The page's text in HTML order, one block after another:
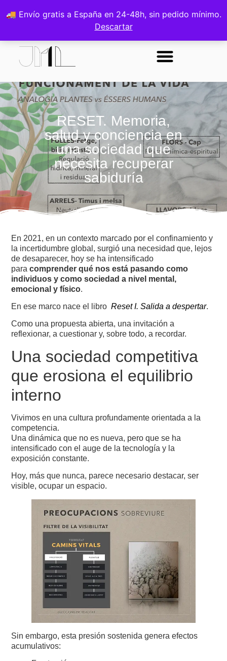
🚚 Envío gratis a España en 24-48h, sin pedido mínimo.
Descartar
RESET. Memoria,
salud y conciencia en
una sociedad que
necesita recuperar
sabiduría
En 2021, en un contexto marcado por el confinamiento y
la incertidumbre global, surgió una necesidad que, lejos
de desaparecer, hoy se ha intensificado
paracomprender qué nos está pasando como
individuos y como sociedad a nivel mental,
emocional y físico.
En ese marco nace el libroReset I. Salida a despertar.
Como una propuesta abierta, una invitación a
reflexionar, a cuestionar y, sobre todo, a recordar.
Una sociedad competitiva
que erosiona el equilibrio
interno
Vivimos en una cultura profundamente orientada a la
competencia.
Una dinámica que no es nueva, pero que se ha
intensificado con el auge de la tecnología y la
exposición constante.
Hoy, más que nunca, parece necesario destacar, ser
visible, ocupar un espacio.
Sin embargo, esta presión sostenida genera efectos
acumulativos: